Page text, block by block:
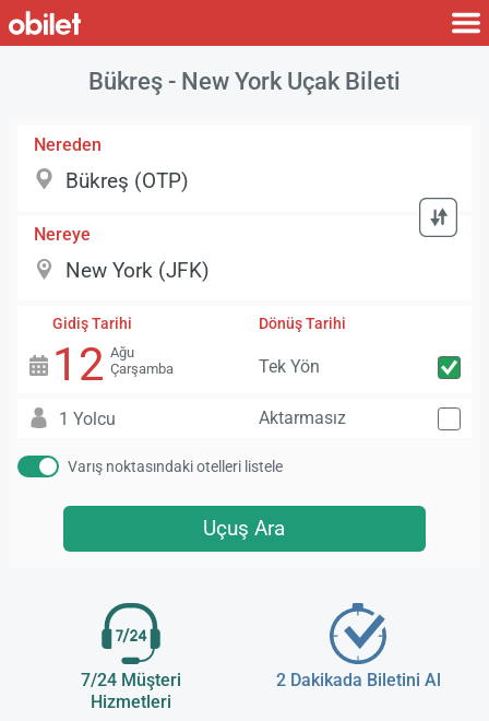
Bükreş - New York Uçak Bileti
Nereden
Nereye
Gidiş Tarihi
12 Ağu
Çarşamba
Dönüş Tarihi
Tek Yön
1 Yolcu Aktarmasız
Varış noktasındaki otelleri listele
Uçuş Ara
7/24 Müşteri
Hizmetleri
2 Dakikada Biletini Al